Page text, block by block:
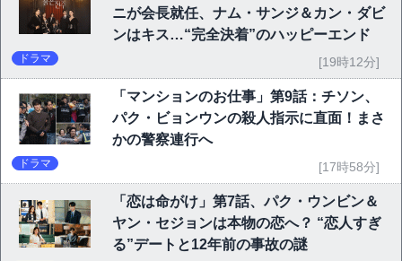
ニが会長就任、ナム・サンジ＆カン・ダビ
ンはキス…“完全決着”のハッピーエンド
ドラマ [19時12分]
「マンションのお仕事」第9話：チソン、
パク・ビョンウンの殺人指示に直面！まさ
かの警察連行へ
ドラマ [17時58分]
「恋は命がけ」第7話、パク・ウンビン＆
ヤン・セジョンは本物の恋へ？ “恋人すぎ
る”デートと12年前の事故の謎